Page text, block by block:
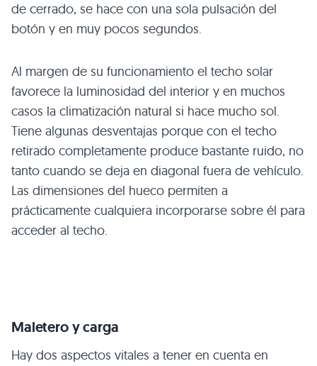
de cerrado, se hace con una sola pulsación del
botón y en muy pocos segundos.
Al margen de su funcionamiento el techo solar
favorece la luminosidad del interior y en muchos
casos la climatización natural si hace mucho sol.
Tiene algunas desventajas porque con el techo
retirado completamente produce bastante ruido, no
tanto cuando se deja en diagonal fuera de vehículo.
Las dimensiones del hueco permiten a
prácticamente cualquiera incorporarse sobre él para
acceder al techo.
Maletero y carga
Hay dos aspectos vitales a tener en cuenta en